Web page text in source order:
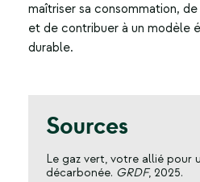
maîtriser sa consommation,
et de contribuer à un modèle
durable.
Sources
Le gaz vert, votre allié pour
décarbonée. GRDF, 2025.